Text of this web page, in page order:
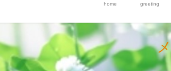
home greeting